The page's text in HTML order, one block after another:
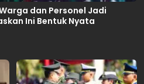
dan Personel Jadi
Ini Bentuk Nyata